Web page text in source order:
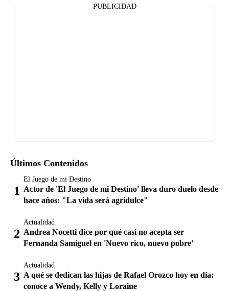
PUBLICIDAD
Últimos Contenidos
El Juego de mi Destino
Actor de 'El Juego de mi Destino' lleva duro duelo desde
hace años: "La vida será agridulce"
Actualidad
Andrea Nocetti dice por qué casi no acepta ser
Fernanda Samiguel en 'Nuevo rico, nuevo pobre'
Actualidad
A qué se dedican las hijas de Rafael Orozco hoy en día:
conoce a Wendy, Kelly y Loraine